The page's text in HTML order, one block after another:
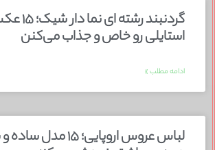
گردنبند
استایلی رو خاص و جذاب می‌کنن
ادامه مطلب »
لباس عروس اروپایی؛ ۱۵